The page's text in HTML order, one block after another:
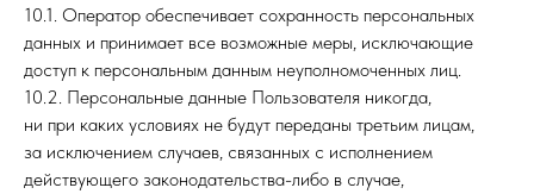
10.1. Оператор обеспечивает сохранность персональных
данных и принимает все возможные меры, исключающие
доступ к персональным данным неуполномоченных лиц.
10.2. Персональные данные Пользователя никогда,
ни при каких условиях не будут переданы третьим лицам,
за исключением случаев, связанных с исполнением
действующего законодательства-либо в случае,